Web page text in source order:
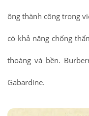
ông thành công trong
có khả năng chống
thoáng và bền.
Gabardine.